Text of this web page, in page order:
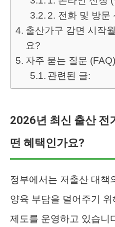
2. 전화 및 방문
출산가구 감면 시작
요?
자주 묻는 질문 (FAQ)
관련된 글:
2026년 최신 출산 전
떤 혜택인가요?
정부에서는 저출산 대책
양육 부담을 덜어주기
제도를 운영하고 있습니